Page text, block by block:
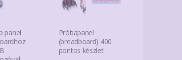
panel
Próbapanel
(breadboard) 400
pontos készlet